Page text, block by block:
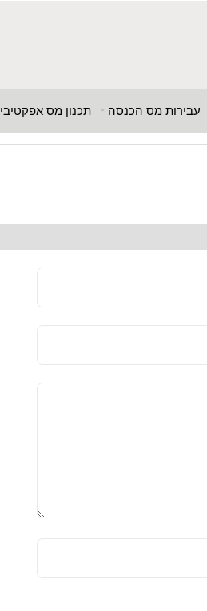
עבירות מס הכנסה תכנון מס אפקטיבי